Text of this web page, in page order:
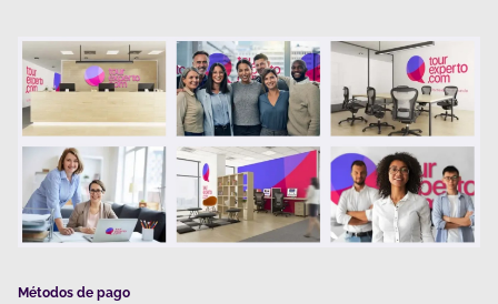
Métodos de pago